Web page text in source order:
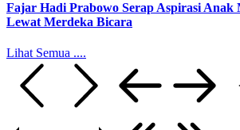
Fajar Hadi Prabowo Serap Aspirasi Anak
Lewat Merdeka Bicara
Lihat Semua ....